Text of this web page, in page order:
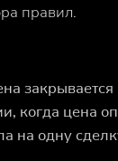
правил.
когда цена
на одну